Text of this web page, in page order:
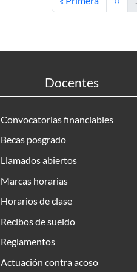
Docentes
Convocatorias financiables
Becas posgrado
Llamados abiertos
Marcas horarias
Horarios de clase
Recibos de sueldo
Reglamentos
Actuación contra acoso